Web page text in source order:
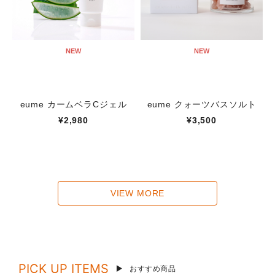
NEW
eume カームベラCジェル
¥2,980
NEW
eume クォーツバスソルト
¥3,500
VIEW MORE
PICK UP ITEMS おすすめ商品